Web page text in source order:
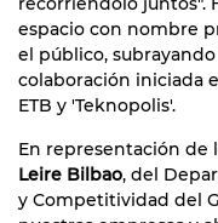
espacio con nombre
el público,
colaboración iniciada
ETB y 'Teknopolis'.
En representación de
Leire Bilbao, del
y Competitividad del